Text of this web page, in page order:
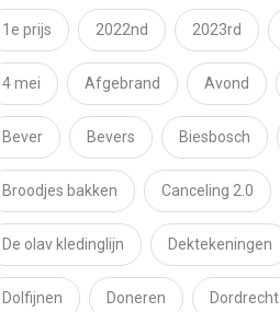
1e prijs 2022nd 2023rd
4 mei Afgebrand Avond
Bever Bevers Biesbosch
Broodjes bakken Canceling 2.0
De olav kledinglijn Dektekeningen
Dolfijnen Doneren Dordrecht